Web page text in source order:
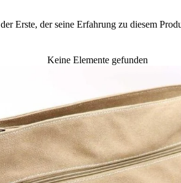
Erste, der seine Erfahrung zu diesem
Keine Elemente gefunden